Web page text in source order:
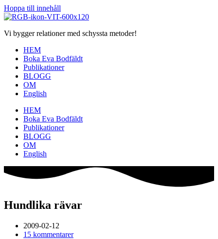
Hoppa till innehåll
Vi bygger relationer med schyssta metoder!
HEM
Boka Eva Bodfäldt
Publikationer
BLOGG
OM
English
HEM
Boka Eva Bodfäldt
Publikationer
BLOGG
OM
English
Hundlika rävar
2009-02-12
15 kommentarer